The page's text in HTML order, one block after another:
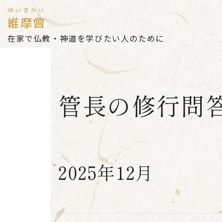
維摩會
ゆいまかい
在家で仏教・神道を学びたい人のために
管長の修行問
2025年12月